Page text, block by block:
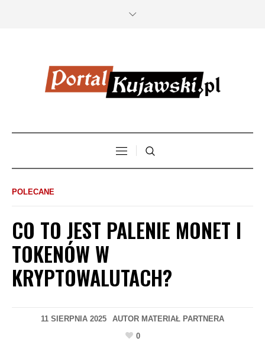
POLECANE
CO TO JEST PALENIE MONET I
TOKENÓW W
KRYPTOWALUTACH?
11 SIERPNIA 2025 AUTOR MATERIAŁ PARTNERA
0